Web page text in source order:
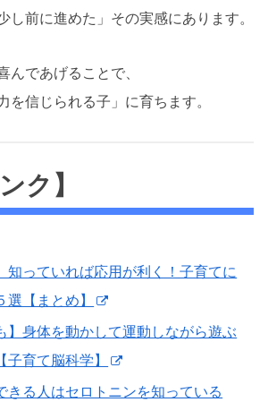
し前に進めた」その実感にあります。
んであげることで、
を信じられる子」に育ちます。
ク】
知っていれば応用が利く！子育てに
【まとめ】
】身体を動かして運動しながら遊ぶ
育て脳科学】
きる人はセロトニンを知っている